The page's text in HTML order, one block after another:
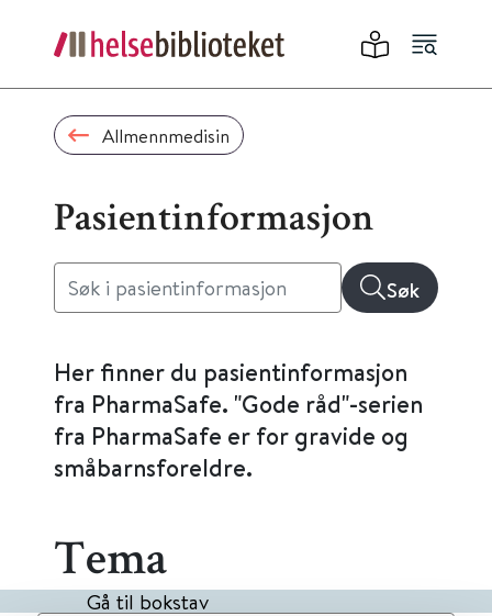
Allmennmedisin
Pasientinformasjon
Søk
Her finner du pasientinformasjon
fra PharmaSafe. "Gode råd"-serien
fra PharmaSafe er for gravide og
småbarnsforeldre.
Tema
Gå til bokstav